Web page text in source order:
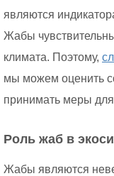
являются
Жабы
климата. Поэтому,
мы можем оценить
принимать меры
Роль жаб в
Жабы являются